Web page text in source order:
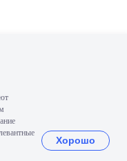
передачи
данных, которые
обеспечивается
Хорошо